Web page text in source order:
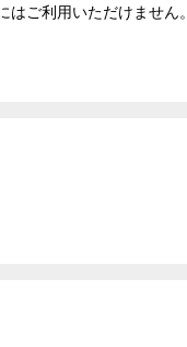
ご利用いただけません。